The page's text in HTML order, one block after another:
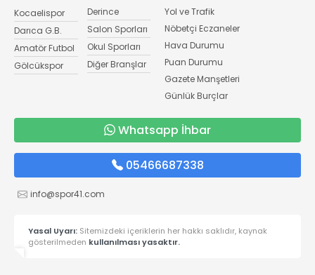
Kocaelispor
Darıca G.B.
Amatör Futbol
Gölcükspor
Derince
Salon Sporları
Okul Sporları
Diğer Branşlar
Yol ve Trafik
Nöbetçi Eczaneler
Hava Durumu
Puan Durumu
Gazete Manşetleri
Günlük Burçlar
Whatsapp İhbar
05466687338
info@spor41.com
Yasal Uyarı: Sitemizdeki içeriklerin her hakkı saklıdır, kaynak
gösterilmeden kullanılması yasaktır.